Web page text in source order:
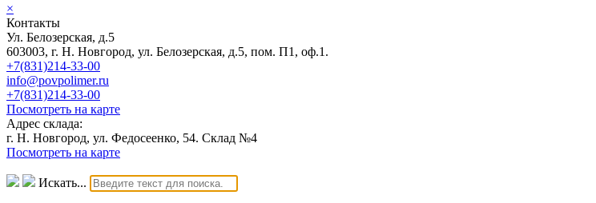
×
Контакты
Ул. Белозерская, д.5
603003, г. Н. Новгород, ул. Белозерская, д.5, пом. П1, оф.1.
+7(831)214-33-00
info@povpolimer.ru
+7(831)214-33-00
Посмотреть на карте
Адрес склада:
г. Н. Новгород, ул. Федосеенко, 54. Склад №4
Посмотреть на карте
Искать...